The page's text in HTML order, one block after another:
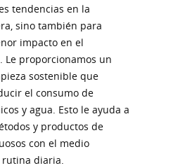
tendencias en la
sino también para
impacto en el
Le proporcionamos un
sostenible que
el consumo de
y agua. Esto le ayuda a
y productos de
con el medio
diaria.